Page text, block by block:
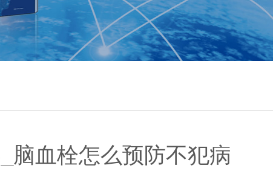
脑血栓怎么预防不犯病